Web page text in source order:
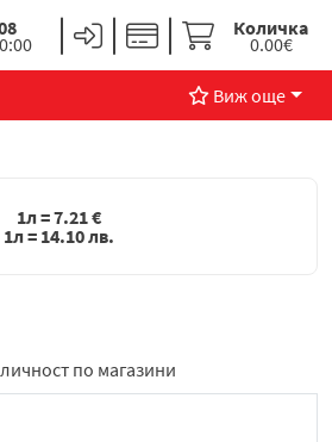
Количка
0.00€
Виж още
1л =7.21€
1л = 14.10лв.
по магазини